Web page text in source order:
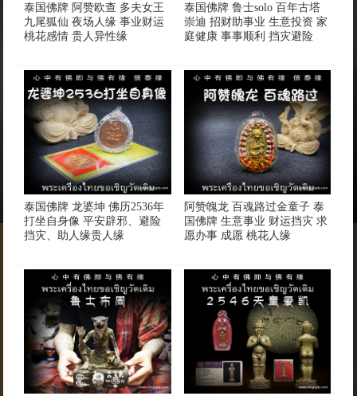
泰国佛牌 阿赞欧查 多夫女王
九尾狐仙 夜场人缘 事业财运
桃花感情 贵人异性缘
泰国佛牌 鲁士solo 百年古塔
崇迪 招财助事业 生意投资 家
庭健康 事事顺利 挡灾避险
泰国佛牌 龙婆坤 佛历2536年
打坐自身像 平安辟邪、避险
挡灾、助人缘贵人缘
阿赞魄龙 百魂路过金童子 泰
国佛牌 生意事业 财运挡灾 求
愿办事 成愿 桃花人缘